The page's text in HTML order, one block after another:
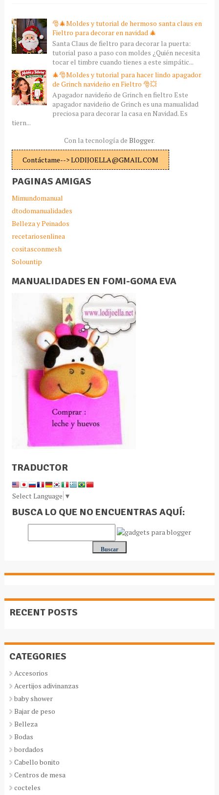
🎅🎄Moldes y tutorial de hermoso santa claus en
Fieltro para decorar en navidad 🎄
Santa Claus de fieltro para decorar la puerta:
tutorial paso a paso con moldes ¿Quién necesita
tocar el timbre cuando tienes a este simpátic...
🎄🎅Moldes y tutorial para hacer lindo apagador
de Grinch navideño en Fieltro 🎅💥
Apagador navideño de Grinch en fieltro Este
apagador navideño de Grinch es una manualidad
preciosa para decorar la casa en Navidad. Es
tiern...
Con la tecnología de Blogger.
Contáctame--> LODIJOELLA@GMAIL.COM
PAGINAS AMIGAS
Mimundomanual
dtodomanualidades
Belleza y Peinados
recetariosenlinea
cositasconmesh
Solountip
MANUALIDADES EN FOMI-GOMA EVA
TRADUCTOR
Select Language ▼
BUSCA LO QUE NO ENCUENTRAS AQUÍ:
RECENT POSTS
CATEGORIES
Accesorios
Acertijos adivinanzas
baby shower
Bajar de peso
Belleza
Bodas
bordados
Cabello bonito
Centros de mesa
cocteles